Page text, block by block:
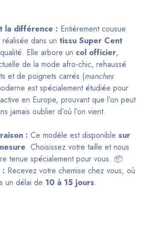
la différence : Entièrement cousue
dans un tissu Super Cent
Elle arbore un col officier,
de la mode afro-chic, rehaussé
et de poignets carrés (manches
est spécialement étudiée pour
en Europe, prouvant que l’on peut
jamais oublier d’où l’on vient.
: Ce modèle est disponible sur
. Choisissez votre taille et nous
tenue spécialement pour vous. 📦
: Recevez votre chemise chez vous, où
un délai de 10 à 15 jours.